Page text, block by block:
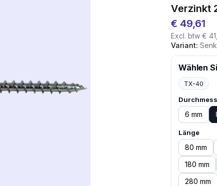
Verzinkt
€ 49,61
Excl. btw €
Variant:
Wählen
TX-40
6 mm
Länge
80 mm
180 mm
280 mm